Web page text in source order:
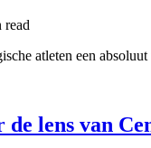
read
atleten een
lens van